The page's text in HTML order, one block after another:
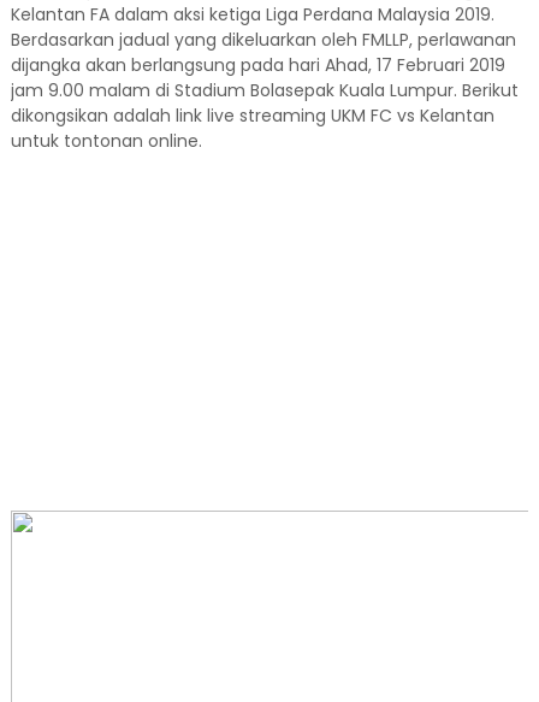
Kelantan FA dalam aksi ketiga Liga Perdana Malaysia 2019.
Berdasarkan jadual yang dikeluarkan oleh FMLLP, perlawanan
dijangka akan berlangsung pada hari Ahad, 17 Februari 2019
jam 9.00 malam di Stadium Bolasepak Kuala Lumpur. Berikut
dikongsikan adalah link live streaming UKM FC vs Kelantan
untuk tontonan online.